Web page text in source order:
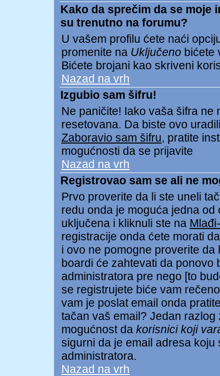
Kako da sprečim da se moje
su trenutno na forumu?
U vašem profilu ćete naći
promenite na Uključeno bićete
Bićete brojani kao skriveni
Nazad na vrh
Izgubio sam šifru!
Ne paničite! Iako vaša šifra ne
resetovana. Da biste ovo
Zaboravio sam šifru, pratite
mogućnosti da se prijavite
Nazad na vrh
Registrovao sam se ali ne
Prvo proverite da li ste uneli
redu onda je moguća jedna
uključena i kliknuli ste na
registracije onda ćete morati
i ovo ne pomogne proverite
boardi će zahtevati da ponovo
administratora pre nego [to
se registrujete biće vam
vam je poslat email onda
tačan vaš email? Jedan
mogućnost da korisnici koji
sigurni da je email adresa
administratora.
Nazad na vrh